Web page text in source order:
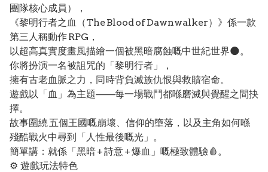
團隊核心成員），
《黎明行者之血（The Blood of Dawnwalker）》係一款
第三人稱動作 RPG，
以超高真實度畫風描繪一個被黑暗腐蝕嘅中世紀世界🌑。
你將扮演一名被詛咒的「黎明行者」，
擁有古老血脈之力，同時背負滅族仇恨與救贖宿命。
遊戲以「血」為主題——每一場戰鬥都喺磨滅與覺醒之間抉
擇。
故事圍繞 五個王國嘅崩壞、信仰的墮落，以及主角如何喺
殘酷戰火中尋到「人性最後嘅光」。
簡單講：就係「黑暗 + 詩意 + 爆血」嘅極致體驗🩸。
⚙️ 遊戲玩法特色